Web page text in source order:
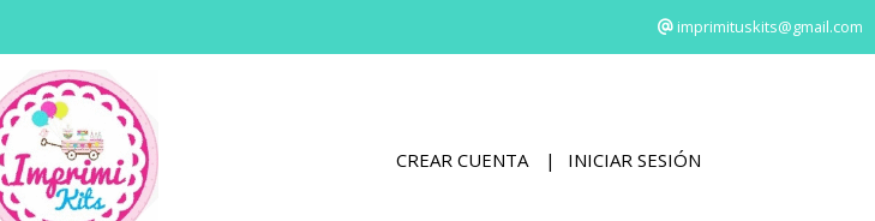
imprimituskits@gmail.com
CREAR CUENTA INICIAR SESIÓN